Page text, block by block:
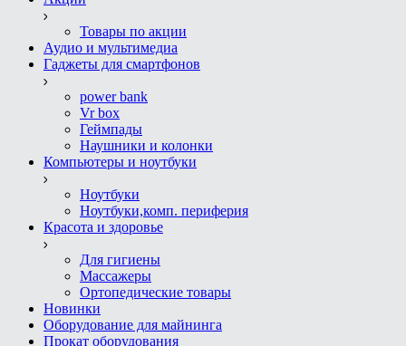
Товары по акции
Аудио и мультимедиа
Гаджеты для смартфонов
power bank
Vr box
Геймпады
Наушники и колонки
Компьютеры и ноутбуки
Ноутбуки
Ноутбуки,комп. периферия
Красота и здоровье
Для гигиены
Массажеры
Ортопедические товары
Новинки
Оборудование для майнинга
Прокат оборудования